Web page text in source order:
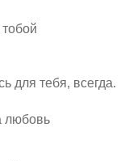
для тебя, всегда.
любовь